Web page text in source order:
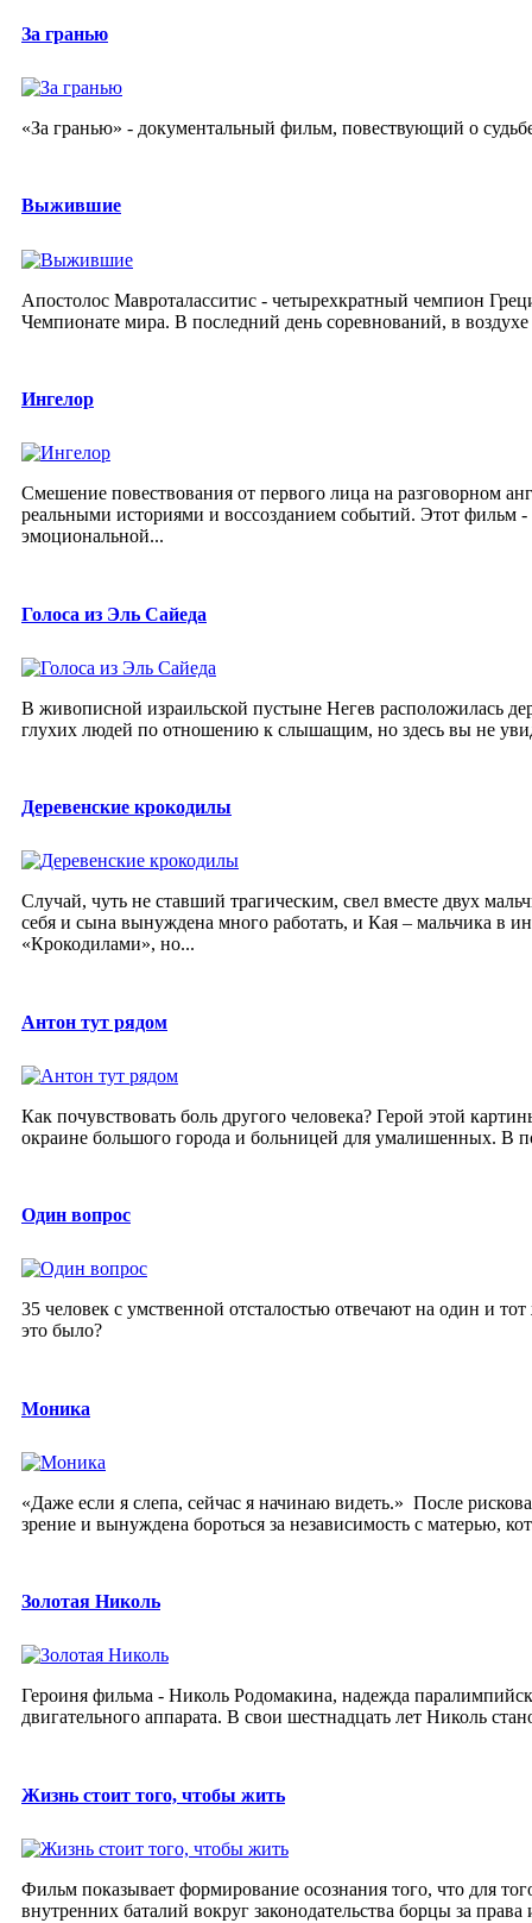
За гранью
«За гранью» - документальный фильм, повествующий о
Выжившие
Апостолос Мавроталасситис - четырехкратный чемпион
Чемпионате мира. В последний день соревнований, в
Ингелор
Смешение повествования от первого лица на разговорном
реальными историями и воссозданием событий. Этот
эмоциональной...
Голоса из Эль Сайеда
В живописной израильской пустыне Негев расположилась
глухих людей по отношению к слышащим, но здесь вы не
Деревенские крокодилы
Случай, чуть не ставший трагическим, свел вместе двух
себя и сына вынуждена много работать, и Кая – мальчика в
«Крокодилами», но...
Антон тут рядом
Как почувствовать боль другого человека? Герой этой
окраине большого города и больницей для умалишенных. В
Один вопрос
35 человек с умственной отсталостью отвечают на один и
это было?
Моника
«Даже если я слепа, сейчас я начинаю видеть.» После
зрение и вынуждена бороться за независимость с матерью,
Золотая Николь
Героиня фильма - Николь Родомакина, надежда
двигательного аппарата. В свои шестнадцать лет Николь
Жизнь стоит того, чтобы жить
Фильм показывает формирование осознания того, что для
внутренних баталий вокруг законодательства борцы за